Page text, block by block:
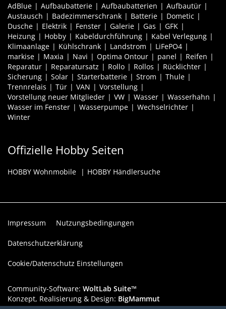
AdBlue Aufbaubatterie Aufbaubatterien
Aufbautür
Austausch
Badezimmerschrank Batterie
Dometic
Dusche
Elektrik Fenster Galerie Gas
GFK
Heizung
Hobby Kabeldurchführung
Kabel Verlegung
Klimaanlage
Kühlschrank Landstrom
LiFePO4
markise
Maxia Navi Optima Ontour panel
Reifen
Reparatur
Reparatursatz Rollo Rollos
Rücklichter
Sicherung
Solar Starterbatterie Strom
Thule
Trennrelais
Tür VAN
Vorstellung
Vorstellung neuer Mitglieder
VW Wasser
Wasserhahn
Wasser im Fenster
Wasserpumpe
Wechselrichter
Winter
Offizielle Hobby Seiten
HOBBY Wohnmobile HOBBY Händlersuche
Impressum Nutzungsbedingungen
Datenschutzerklärung
Cookie/Datenschutz Einstellungen
Community-Software: WoltLab Suite™
Konzept, Realisierung & Design: BigMammut